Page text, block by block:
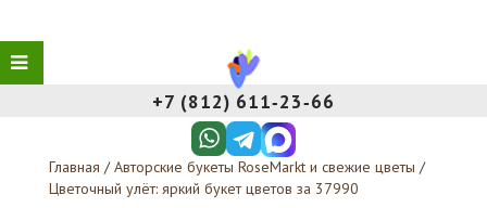
+7 (812) 611‑23‑66
Главная / Авторские букеты RoseMarkt и свежие цветы /
Цветочный улёт: яркий букет цветов за 37990